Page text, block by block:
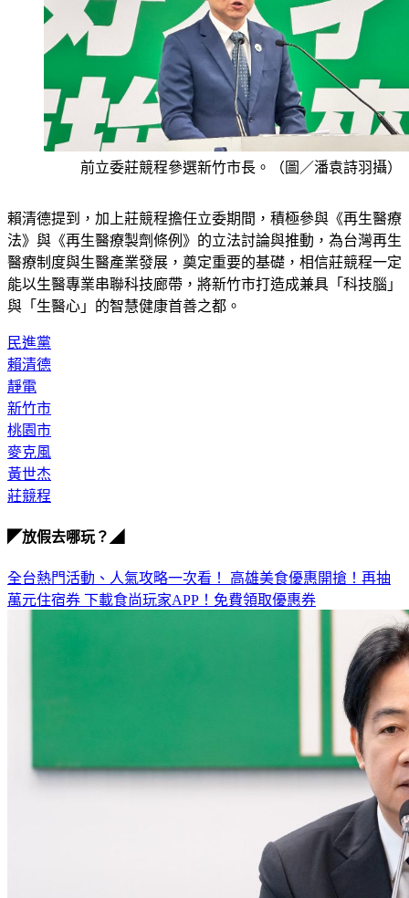
前立委莊競程參選新竹市長。（圖／潘袁詩羽攝）
賴清德提到，加上莊競程擔任立委期間，積極參與《再生醫療
法》與《再生醫療製劑條例》的立法討論與推動，為台灣再生
醫療制度與生醫產業發展，奠定重要的基礎，相信莊競程一定
能以生醫專業串聯科技廊帶，將新竹市打造成兼具「科技腦」
與「生醫心」的智慧健康首善之都。
民進黨
賴清德
靜電
新竹市
桃園市
麥克風
黃世杰
莊競程
◤放假去哪玩？◢
全台熱門活動、人氣攻略一次看！ 高雄美食優惠開搶！再抽
萬元住宿券 下載食尚玩家APP！免費領取優惠券